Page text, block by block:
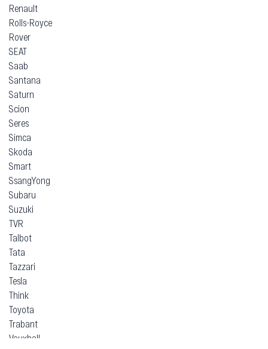
Renault
Rolls-Royce
Rover
SEAT
Saab
Santana
Saturn
Scion
Seres
Simca
Skoda
Smart
SsangYong
Subaru
Suzuki
TVR
Talbot
Tata
Tazzari
Tesla
Think
Toyota
Trabant
Vauxhall